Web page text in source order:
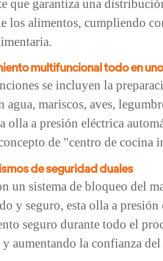
que garantiza una
los alimentos, cumpliendo
multifuncional todo en uno
se incluyen la
agua, mariscos, aves,
olla a presión eléctrica
de "centro de cocina
de seguridad duales
un sistema de bloqueo del
y seguro, esta olla a
seguro durante todo el
y aumentando la confianza